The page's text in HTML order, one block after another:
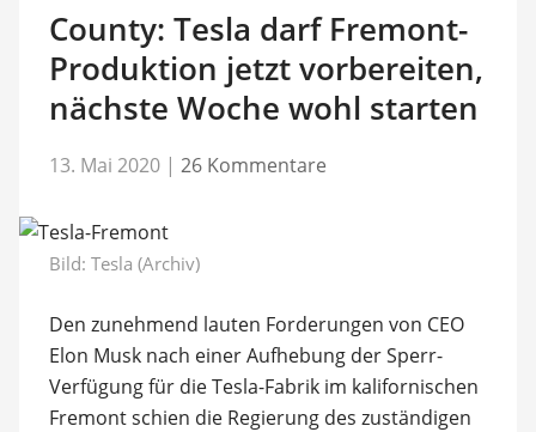
County: Tesla darf Fremont-
Produktion jetzt vorbereiten,
nächste Woche wohl starten
13. Mai 2020 | 26 Kommentare
Bild: Tesla (Archiv)
Den zunehmend lauten Forderungen von CEO
Elon Musk nach einer Aufhebung der Sperr-
Verfügung für die Tesla-Fabrik im kalifornischen
Fremont schien die Regierung des zuständigen